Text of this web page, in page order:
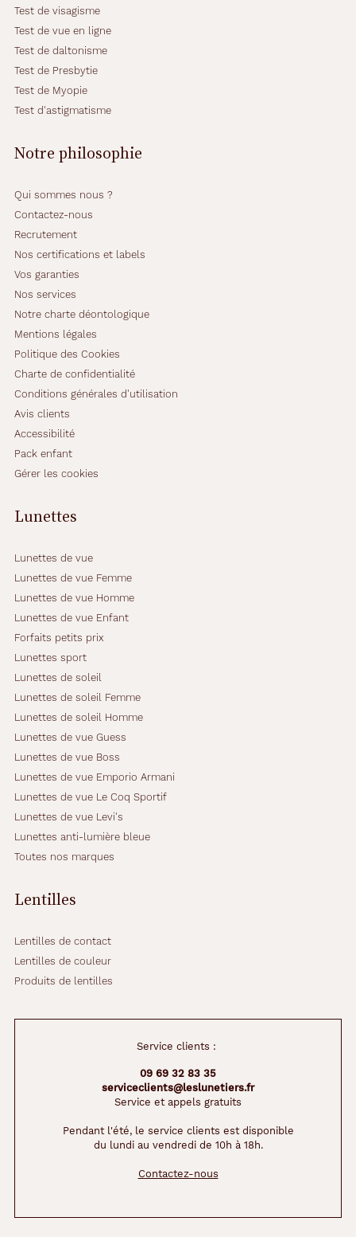
Test de visagisme
Test de vue en ligne
Test de daltonisme
Test de Presbytie
Test de Myopie
Test d'astigmatisme
Notre philosophie
Qui sommes nous ?
Contactez-nous
Recrutement
Nos certifications et labels
Vos garanties
Nos services
Notre charte déontologique
Mentions légales
Politique des Cookies
Charte de confidentialité
Conditions générales d'utilisation
Avis clients
Accessibilité
Pack enfant
Gérer les cookies
Lunettes
Lunettes de vue
Lunettes de vue Femme
Lunettes de vue Homme
Lunettes de vue Enfant
Forfaits petits prix
Lunettes sport
Lunettes de soleil
Lunettes de soleil Femme
Lunettes de soleil Homme
Lunettes de vue Guess
Lunettes de vue Boss
Lunettes de vue Emporio Armani
Lunettes de vue Le Coq Sportif
Lunettes de vue Levi's
Lunettes anti-lumière bleue
Toutes nos marques
Lentilles
Lentilles de contact
Lentilles de couleur
Produits de lentilles
Service clients :
09 69 32 83 35
serviceclients@leslunetiers.fr
Service et appels gratuits
Pendant l'été, le service clients est disponible
du lundi au vendredi de 10h à 18h.
Contactez-nous